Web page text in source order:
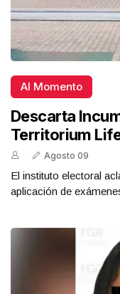
Al Momento
Descarta
Territorium
Agosto 09
El instituto electoral
aplicación de